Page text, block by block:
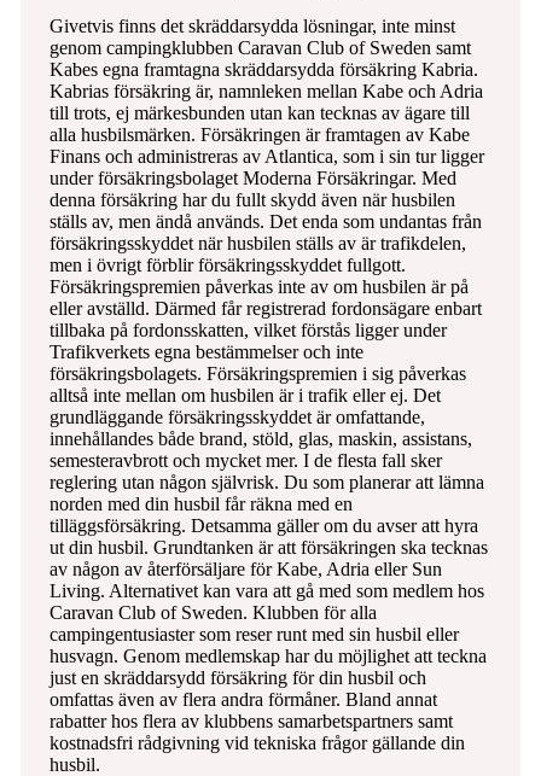
Givetvis finns det skräddarsydda lösningar, inte minst
genom campingklubben Caravan Club of Sweden samt
Kabes egna framtagna skräddarsydda försäkring Kabria.
Kabrias försäkring är, namnleken mellan Kabe och Adria
till trots, ej märkesbunden utan kan tecknas av ägare till
alla husbilsmärken. Försäkringen är framtagen av Kabe
Finans och administreras av Atlantica, som i sin tur ligger
under försäkringsbolaget Moderna Försäkringar. Med
denna försäkring har du fullt skydd även när husbilen
ställs av, men ändå används. Det enda som undantas från
försäkringsskyddet när husbilen ställs av är trafikdelen,
men i övrigt förblir försäkringsskyddet fullgott.
Försäkringspremien påverkas inte av om husbilen är på
eller avställd. Därmed får registrerad fordonsägare enbart
tillbaka på fordonsskatten, vilket förstås ligger under
Trafikverkets egna bestämmelser och inte
försäkringsbolagets. Försäkringspremien i sig påverkas
alltså inte mellan om husbilen är i trafik eller ej. Det
grundläggande försäkringsskyddet är omfattande,
innehållandes både brand, stöld, glas, maskin, assistans,
semesteravbrott och mycket mer. I de flesta fall sker
reglering utan någon självrisk. Du som planerar att lämna
norden med din husbil får räkna med en
tilläggsförsäkring. Detsamma gäller om du avser att hyra
ut din husbil. Grundtanken är att försäkringen ska tecknas
av någon av återförsäljare för Kabe, Adria eller Sun
Living. Alternativet kan vara att gå med som medlem hos
Caravan Club of Sweden. Klubben för alla
campingentusiaster som reser runt med sin husbil eller
husvagn. Genom medlemskap har du möjlighet att teckna
just en skräddarsydd försäkring för din husbil och
omfattas även av flera andra förmåner. Bland annat
rabatter hos flera av klubbens samarbetspartners samt
kostnadsfri rådgivning vid tekniska frågor gällande din
husbil.